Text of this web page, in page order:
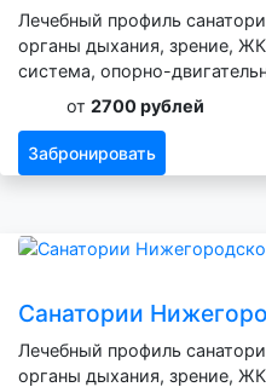
Лечебный профиль
органы дыхания, зрение,
система, опорно-
от 2700 рублей
Забронировать
Санатории
Лечебный профиль
органы дыхания, зрение,